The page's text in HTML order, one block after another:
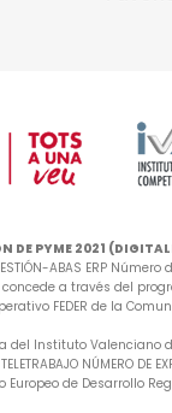
DE PYME 2021
GESTIÓN-ABAS
a través del
FEDER de la
Instituto Valenciano de
TELETRABAJO
de Desarrollo